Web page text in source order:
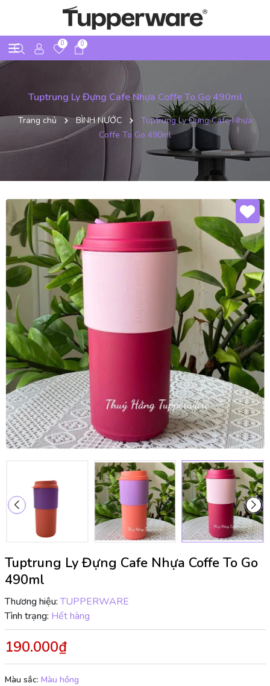
0 0
Tuptrung Ly Đựng Cafe Nhựa Coffe To Go 490ml
Trang chủ BÌNH NƯỚC
Tuptrung Ly Đựng Cafe Nhựa
Coffe To Go 490ml
Tuptrung Ly Đựng Cafe Nhựa Coffe To Go
490ml
Thương hiệu: TUPPERWARE
Tình trạng: Hết hàng
190.000₫
Màu sắc: Màu hồng